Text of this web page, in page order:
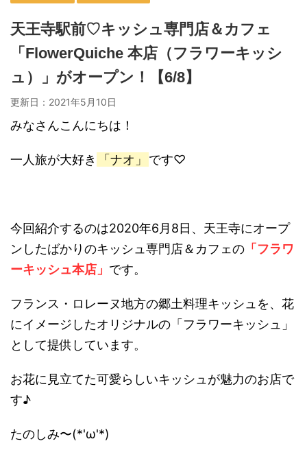
天王寺駅前♡キッシュ専門店＆カフェ
「FlowerQuiche 本店（フラワーキッシ
ュ）」がオープン！【6/8】
更新日： 2021年5月10日
みなさんこんにちは！
一人旅が大好き 「ナオ」 です♡
今回紹介するのは2020年6月8日、天王寺にオープ
ンしたばかりのキッシュ専門店＆カフェの 「フラワ
ーキッシュ本店」 です。
フランス・ロレーヌ地方の郷土料理キッシュを、花
にイメージしたオリジナルの「フラワーキッシュ」
として提供しています。
お花に見立てた可愛らしいキッシュが魅力のお店で
す♪
たのしみ〜(*'ω'*)